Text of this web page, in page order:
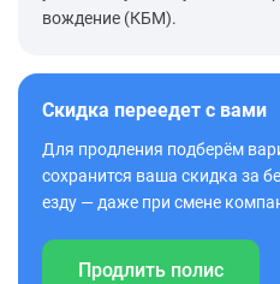
вождение (КБМ).
Скидка переедет с вами
Для продления подберём
сохранится ваша скидка за
езду — даже при смене
Продлить полис